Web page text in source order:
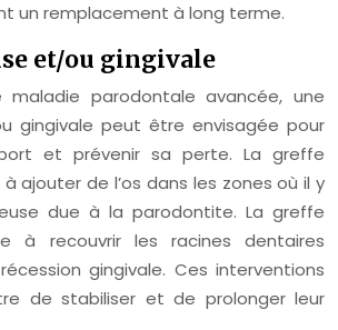
un remplacement à long terme.
et/ou gingivale
parodontale avancée, une
gingivale peut être envisagée pour
et prévenir sa perte. La greffe
ajouter de l’os dans les zones où il y
due à la parodontite. La greffe
à recouvrir les racines dentaires
gingivale. Ces interventions
de stabiliser et de prolonger leur